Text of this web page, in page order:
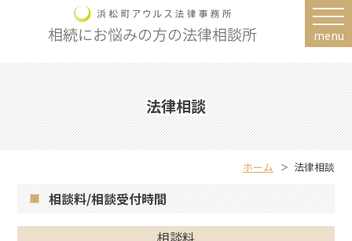
menu
法律相談
ホーム 法律相談
相談料/相談受付時間